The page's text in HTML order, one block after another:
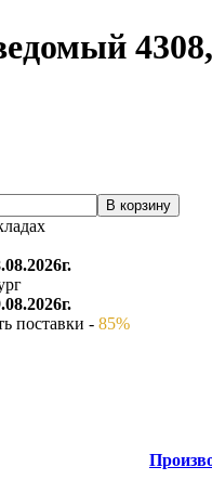
поставки - 85%